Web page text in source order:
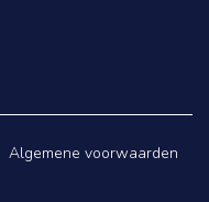
Algemene voorwaarden